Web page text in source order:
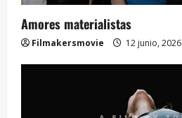
Amores materialistas
Filmakersmovie 12 junio, 2026